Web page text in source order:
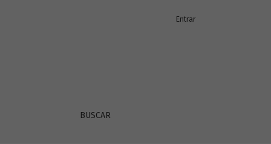
BUSCAR
Entrar